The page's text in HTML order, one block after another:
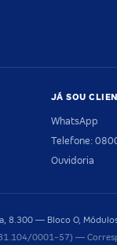
JÁ SOU
WhatsApp
Telefone:
Ouvidoria
8.300 — Bloco O,
0001-57) —